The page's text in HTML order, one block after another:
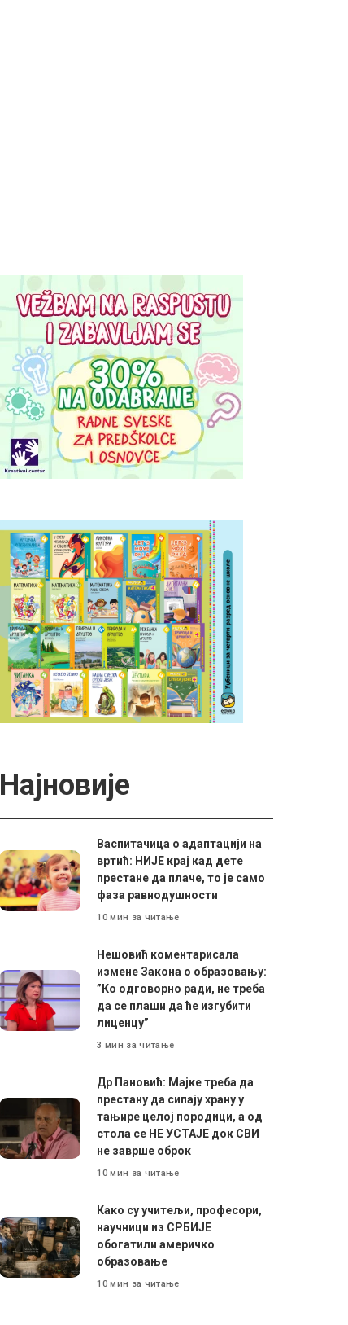
Најновије
Васпитачица о адаптацији на
вртић: НИЈЕ крај кад дете
престане да плаче, то је само
фаза равнодушности
10 мин за читање
Нешовић коментарисала
измене Закона о образовању:
”Ко одговорно ради, не треба
да се плаши да ће изгубити
лиценцу”
3 мин за читање
Др Пановић: Мајке треба да
престану да сипају храну у
тањире целој породици, а од
стола се НЕ УСТАЈЕ док СВИ
не заврше оброк
10 мин за читање
Како су учитељи, професори,
научници из СРБИЈЕ
обогатили америчко
образовање
10 мин за читање